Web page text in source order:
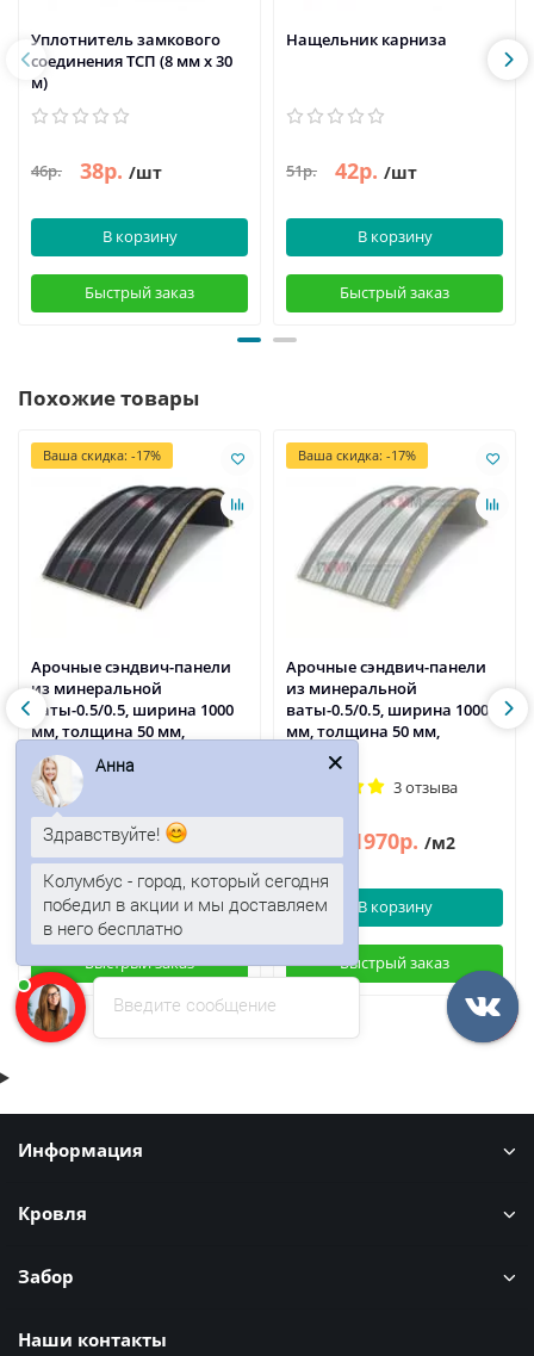
Уплотнитель замкового
соединения ТСП (8 мм х 30
м)
46р. 38р. /шт
В корзину
Быстрый заказ
Нащельник карниза
51р. 42р. /шт
В корзину
Быстрый заказ
Похожие товары
Ваша скидка: -17%
Арочные сэндвич-панели
из минеральной
ваты-0.5/0.5, ширина 1000
мм, толщина 50 мм,
RAL7024
2351р. 1951р. /м2
В корзину
Быстрый заказ
Ваша скидка: -17%
Арочные сэндвич-панели
из минеральной
ваты-0.5/0.5, ширина 1000
мм, толщина 50 мм,
RAL7035
3 отзыва
1970р. /м2
В корзину
Быстрый заказ
Информация
Кровля
Забор
Наши контакты
Введите сообщение
Анна
Здравствуйте!
Колумбус - город, который сегодня
победил в акции и мы доставляем
в него бесплатно